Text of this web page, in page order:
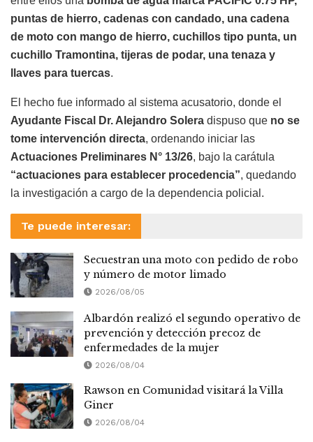
puntas de hierro, cadenas con candado, una cadena
de moto con mango de hierro, cuchillos tipo punta, un
cuchillo Tramontina, tijeras de podar, una tenaza y
llaves para tuercas.
El hecho fue informado al sistema acusatorio, donde el
Ayudante Fiscal Dr. Alejandro Solera dispuso que no se
tome intervención directa, ordenando iniciar las
Actuaciones Preliminares N° 13/26, bajo la carátula
“actuaciones para establecer procedencia”, quedando
la investigación a cargo de la dependencia policial.
Te puede interesar:
Secuestran una moto con pedido de robo
y número de motor limado
2026/08/05
Albardón realizó el segundo operativo de
prevención y detección precoz de
enfermedades de la mujer
2026/08/04
Rawson en Comunidad visitará la Villa
Giner
2026/08/04